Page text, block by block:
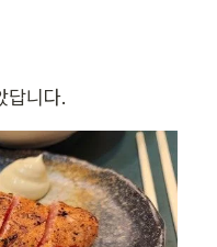
답니다.